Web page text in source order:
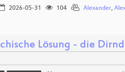
2026-05-31 104 Alexander,
Lösung - die